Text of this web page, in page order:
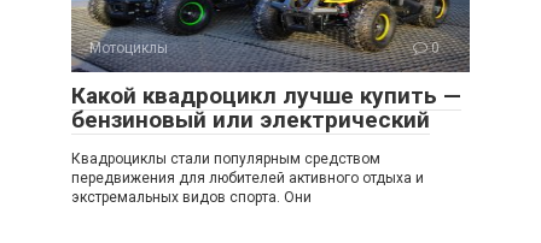
Мотоциклы 0
Какой квадроцикл лучше купить —
бензиновый или электрический
Квадроциклы стали популярным средством
передвижения для любителей активного отдыха и
экстремальных видов спорта. Они